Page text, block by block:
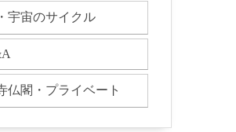
宇宙のサイクル
仏閣・プライベート